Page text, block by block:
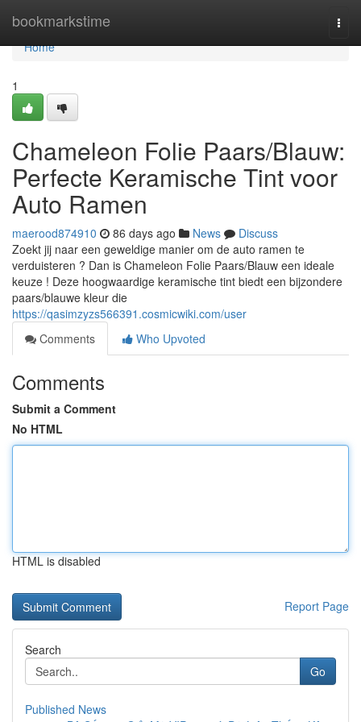
bookmarkstime
Home
Home
1
Chameleon Folie Paars/Blauw:
Perfecte Keramische Tint voor
Auto Ramen
maerood874910 86 days ago News
Discuss
Zoekt jij naar een geweldige manier om de auto ramen te
verduisteren ? Dan is Chameleon Folie Paars/Blauw een ideale
keuze ! Deze hoogwaardige keramische tint biedt een bijzondere
paars/blauwe kleur die
https://qasimzyzs566391.cosmicwiki.com/user
Comments
Who Upvoted
Comments
Submit a Comment
No HTML
HTML is disabled
Report Page
Search
Go
Published News